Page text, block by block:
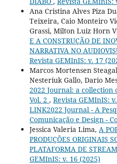
Ana Cristina Alves Piza
Teixeira, Caio Monteiro
Grassi, Milton Luiz Horn
E A CONSTRUÇÃO DE
NARRATIVA NO
Revista GEMInIS: v. 17
Marcos Mortensen
Nesteriuk Gallo, Dario
2022 Journal: a
Vol. 2 , Revista GEMInIS:
LINK2022 Journal - A
Comunicação e Design -
Jessica Valeria Lima, A
PRODUÇÕES ORIGINAIS
PLATAFORMA DE
GEMInIS: v. 16 (2025)